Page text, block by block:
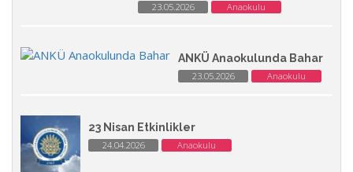
23.05.2026 Anaokulu
ANKÜ Anaokulunda Bahar
23.05.2026 Anaokulu
23 Nisan Etkinlikler
24.04.2026 Anaokulu